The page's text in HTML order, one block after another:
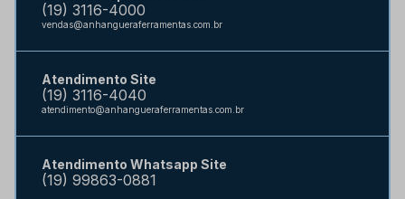
(19) 3116-4000
vendas@anhangueraferramentas.com.br
Atendimento Site
(19) 3116-4040
atendimento@anhangueraferramentas.com.br
Atendimento Whatsapp Site
(19) 99863-0881